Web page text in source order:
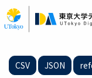
イ
ン
CSV JSON